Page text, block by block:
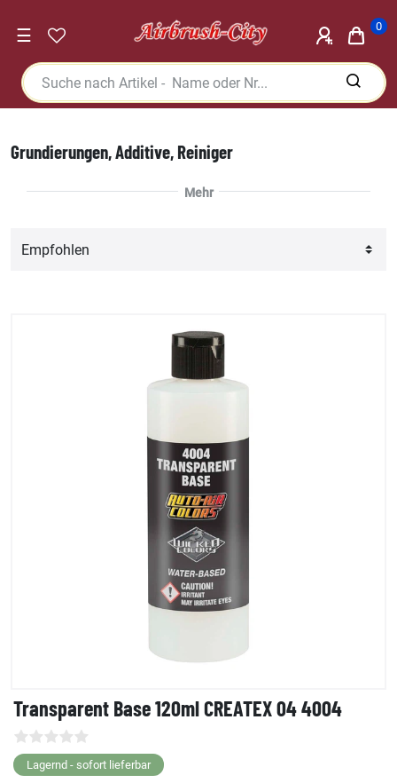
☰ 0
Grundierungen, Additive, Reiniger
Transparent Base 120ml CREATEX 04 4004
Lagernd - sofort lieferbar